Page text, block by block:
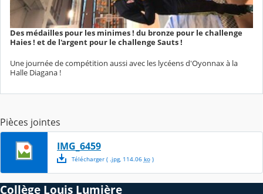
Des médailles pour les minimes ! du bronze pour le challenge
Haies ! et de l'argent pour le challenge Sauts !
Une journée de compétition aussi avec les lycéens d'Oyonnax à la
Halle Diagana !
Pièces jointes
IMG_6459
Télécharger( .jpg, 114.06 ko)
Collège Louis Lumière